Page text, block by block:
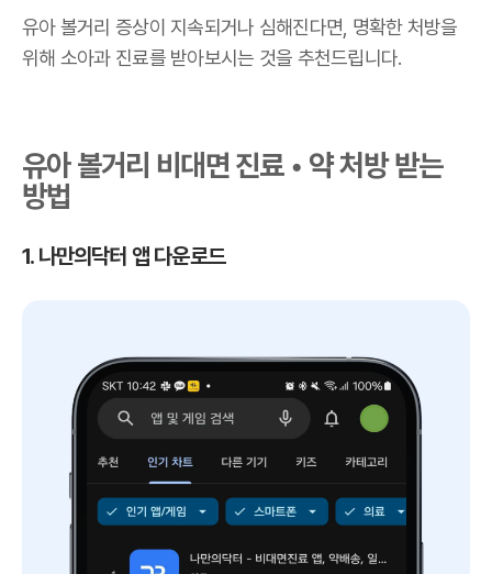
유아 볼거리 증상이 지속되거나 심해진다면, 명확한 처방을
위해 소아과 진료를 받아보시는 것을 추천드립니다.
유아 볼거리 비대면 진료 • 약 처방 받는
방법
1. 나만의닥터 앱 다운로드